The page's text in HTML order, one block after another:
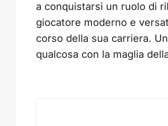
a conquistarsi un ruolo di
giocatore moderno e
corso della sua carriera.
qualcosa con la maglia